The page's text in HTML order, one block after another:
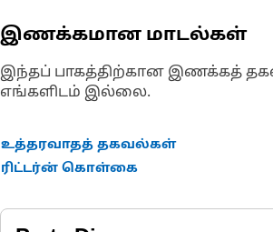
இணக்கமான மாடல்கள்
இந்தப் பாகத்திற்கான இணக்கத்
எங்களிடம் இல்லை.
உத்தரவாதத் தகவல்கள்
ரிட்டர்ன் கொள்கை